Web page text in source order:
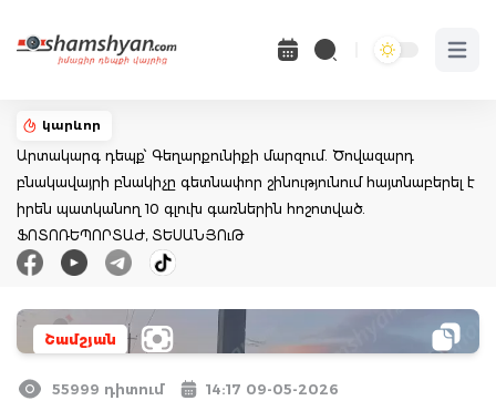
Open
կարևոր
Արտակարգ դեպք՝ Գեղարքունիքի մարզում. Ծովազարդ
բնակավայրի բնակիչը գետնափոր շինությունում հայտնաբերել է
իրեն պատկանող 10 գլուխ գառներին հոշոտված.
ՖՈՏՈՌԵՊՈՐՏԱԺ, ՏԵՍԱՆՅՈւԹ
Շամշյան
55999 դիտում 14:17 09-05-2026